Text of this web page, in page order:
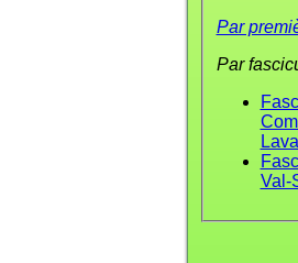
Par
Par
Val-